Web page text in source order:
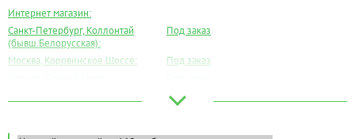
Интернет магазин:
Санкт-Петербург, Коллонтай
(бывш.Белорусская):
Под заказ
Москва, Коровинское Шоссе:
Под заказ
Под заказ
Нальчик: